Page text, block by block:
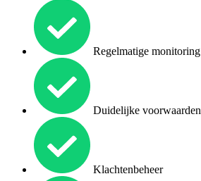
Regelmatige monitoring
Duidelijke voorwaarden
Klachtenbeheer